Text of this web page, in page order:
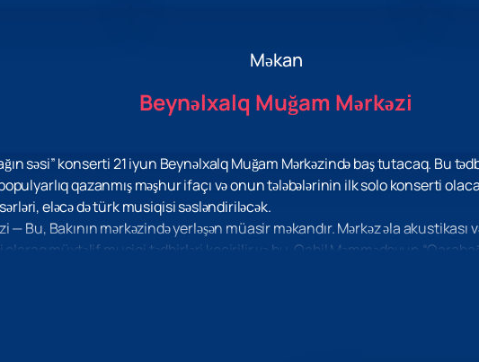
Məkan
Beynəlxalq Muğam Mərkəzi
səsi” konserti 21 iyun Beynəlxalq Muğam Mərkəzində baş tutacaq. Bu
qazanmış məşhur ifaçı və onun tələbələrinin ilk solo konserti
eləcə də türk musiqisi səsləndiriləcək.
— Bu, Bakının mərkəzində yerləşən müasir məkandır. Mərkəz əla
olaraq müxtəlif musiqi tədbirləri keçirilir və bu, Qabil Məmmədovun